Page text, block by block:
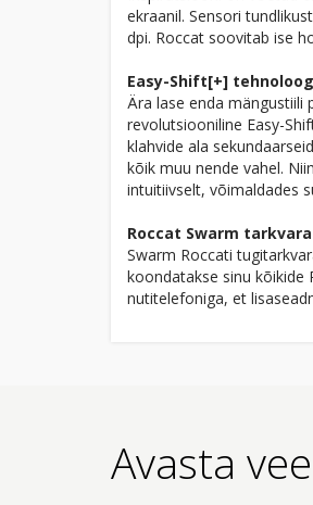
ekraanil. Sensori
dpi. Roccat soovitab ise
Easy-Shift[+]
Ära lase enda mängustiili
revolutsiooniline Easy-
klahvide ala
kõik muu nende vahel.
intuitiivselt, võimaldades
Roccat Swarm tarkvara
Swarm Roccati
koondatakse sinu kõikide
nutitelefoniga, et
Avasta